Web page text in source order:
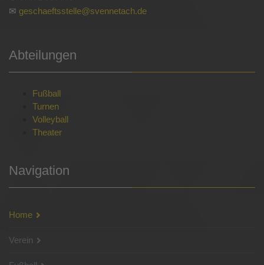
✉ geschaeftsstelle@svennetach.de
Abteilungen
Fußball
Turnen
Volleyball
Theater
Navigation
Home
Verein